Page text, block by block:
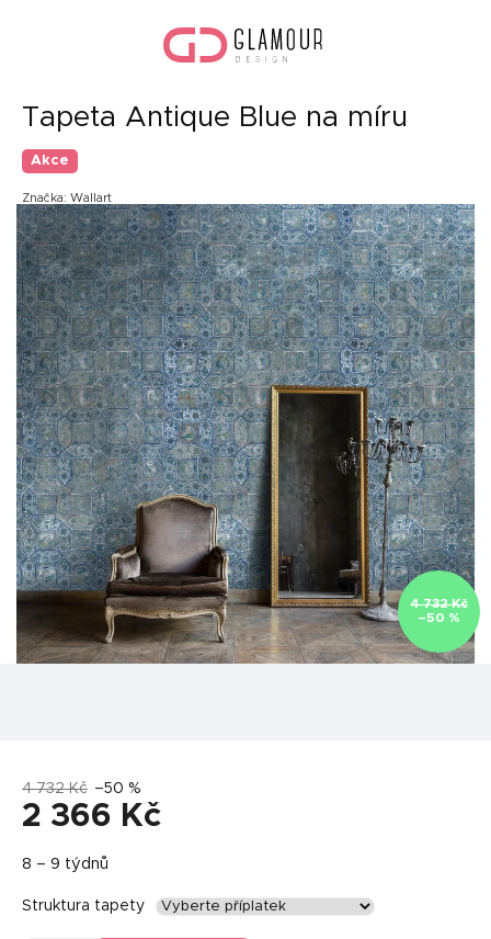
Tapeta Antique Blue na míru
Akce
Značka: Wallart
4 732 Kč
–50 %
4 732 Kč –50 %
2 366 Kč
cena:
8 – 9 týdnů
Struktura tapety